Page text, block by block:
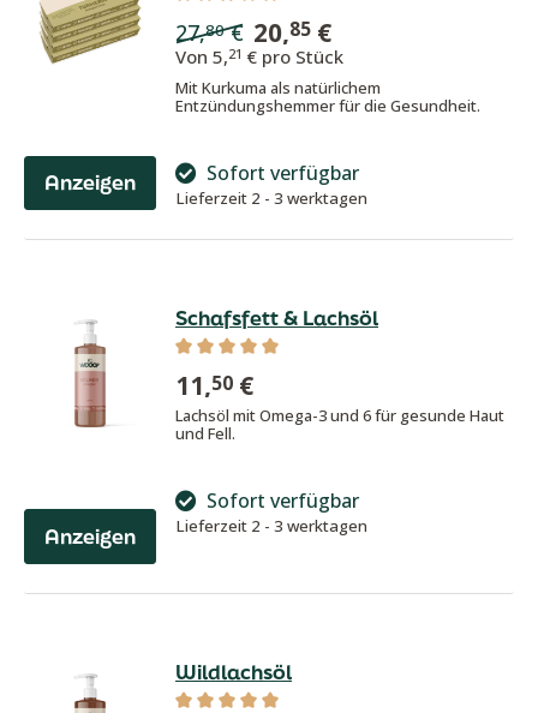
Anzeigen
Durchschnittliche Bewertung von 5
20,85 €
27,80€
Von 5,21 € pro Stück
Mit Kurkuma als natürlichem
Entzündungshemmer für die Gesundheit.
Sofort verfügbar
Lieferzeit 2 - 3 werktagen
Anzeigen
Schafsfett & Lachsöl
Durchschnittliche Bewertung von 5
11,50 €
Lachsöl mit Omega-3 und 6 für gesunde Haut
und Fell.
Sofort verfügbar
Lieferzeit 2 - 3 werktagen
Wildlachsöl